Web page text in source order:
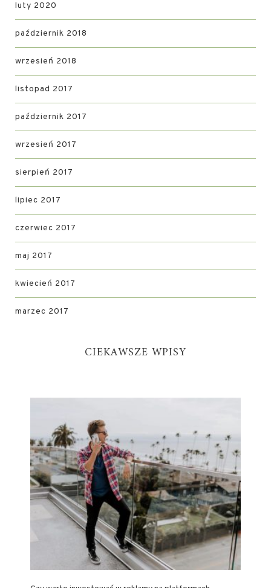
luty 2020
październik 2018
wrzesień 2018
listopad 2017
październik 2017
wrzesień 2017
sierpień 2017
lipiec 2017
czerwiec 2017
maj 2017
kwiecień 2017
marzec 2017
CIEKAWSZE WPISY